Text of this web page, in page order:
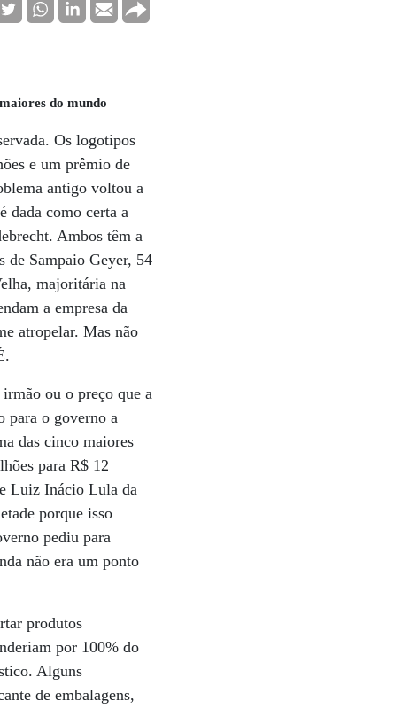
do mundo
Os logotipos
e um prêmio de
antigo voltou a
dada como certa a
Ambos têm a
de Sampaio Geyer, 54
majoritária na
a empresa da
atropelar. Mas não
ou o preço que a
para o governo a
das cinco maiores
para R$ 12
Luiz Inácio Lula da
porque isso
pediu para
não era um ponto
produtos
por 100% do
Alguns
de embalagens,